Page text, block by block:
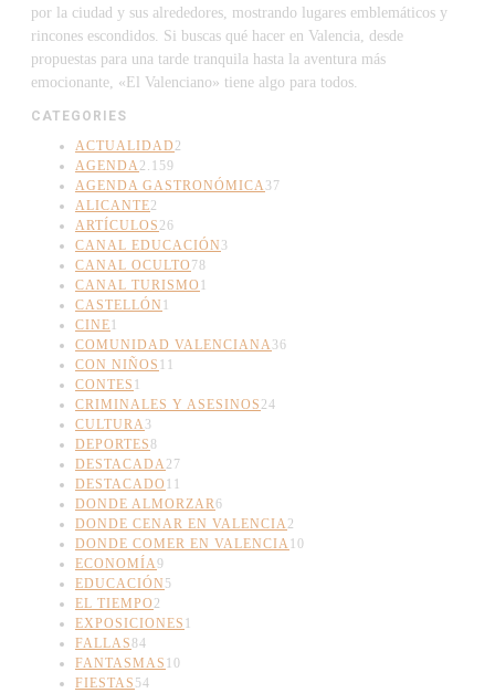
por la ciudad y sus alrededores, mostrando lugares emblemáticos y
rincones escondidos. Si buscas qué hacer en Valencia, desde
propuestas para una tarde tranquila hasta la aventura más
emocionante, «El Valenciano» tiene algo para todos.
CATEGORIES
ACTUALIDAD 2
AGENDA2.159
AGENDA GASTRONÓMICA37
ALICANTE2
ARTÍCULOS 26
CANAL EDUCACIÓN 3
CANAL OCULTO 78
CANAL TURISMO 1
CASTELLÓN 1
CINE1
COMUNIDAD VALENCIANA36
CON NIÑOS 11
CONTES 1
CRIMINALES Y ASESINOS 24
CULTURA3
DEPORTES8
DESTACADA27
DESTACADO 11
DONDE ALMORZAR6
DONDE CENAR EN VALENCIA2
DONDE COMER EN VALENCIA10
ECONOMÍA9
EDUCACIÓN 5
EL TIEMPO 2
EXPOSICIONES 1
FALLAS84
FANTASMAS 10
FIESTAS 54